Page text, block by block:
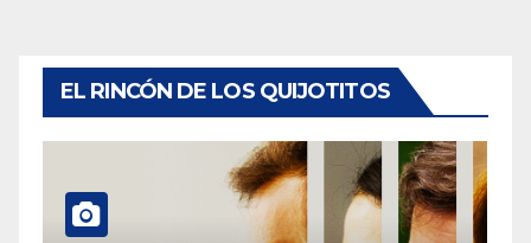
EL RINCÓN DE LOS QUIJOTITOS